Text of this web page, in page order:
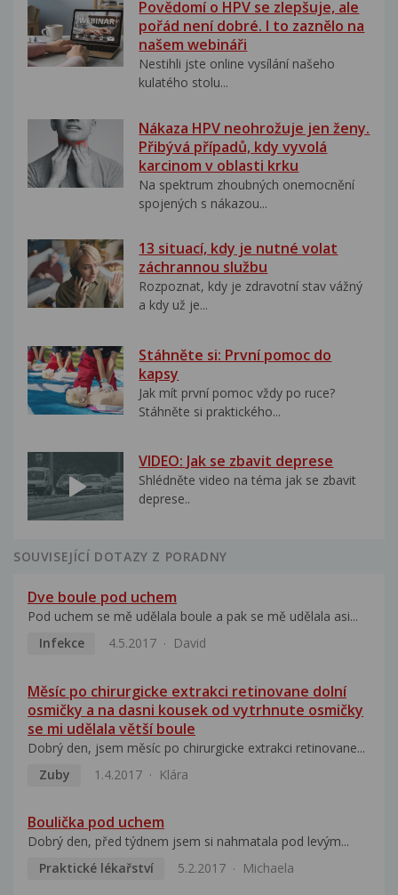
Povědomí o HPV se zlepšuje, ale
pořád není dobré. I to zaznělo na
našem webináři
Nestihli jste online vysílání našeho
kulatého stolu...
Nákaza HPV neohrožuje jen ženy.
Přibývá případů, kdy vyvolá
karcinom v oblasti krku
Na spektrum zhoubných onemocnění
spojených s nákazou...
13 situací, kdy je nutné volat
záchrannou službu
Rozpoznat, kdy je zdravotní stav vážný
a kdy už je...
Stáhněte si: První pomoc do
kapsy
Jak mít první pomoc vždy po ruce?
Stáhněte si praktického...
VIDEO: Jak se zbavit deprese
Shlédněte video na téma jak se zbavit
deprese..
SOUVISEJÍCÍ DOTAZY Z PORADNY
Dve boule pod uchem
Pod uchem se mě udělala boule a pak se mě udělala asi...
Infekce
4.5.2017 David
Měsíc po chirurgicke extrakci retinovane dolní
osmičky a na dasni kousek od vytrhnute osmičky
se mi udělala větší boule
Dobrý den, jsem měsíc po chirurgicke extrakci retinovane...
Zuby
1.4.2017 Klára
Boulička pod uchem
Dobrý den, před týdnem jsem si nahmatala pod levým...
Praktické lékařství
5.2.2017 Michaela